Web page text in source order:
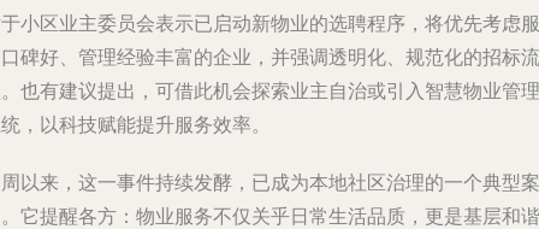
小区业主委员会表示已启动新物业的选聘程序，将优先考虑服
碑好、管理经验丰富的企业，并强调透明化、规范化的招标流
也有建议提出，可借此机会探索业主自治或引入智慧物业管理
，以科技赋能提升服务效率。
以来，这一事件持续发酵，已成为本地社区治理的一个典型案
它提醒各方：物业服务不仅关乎日常生活品质，更是基层和谐